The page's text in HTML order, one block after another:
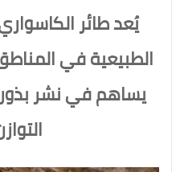
يُعد طائر
الطبيعية في
يساهم في نشر